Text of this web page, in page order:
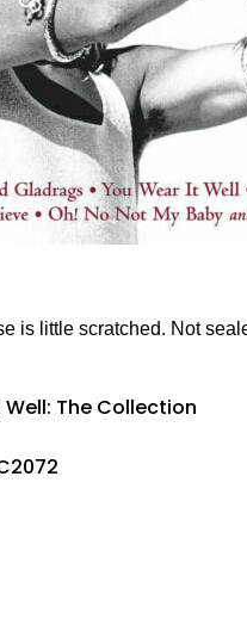
is little scratched. Not
The Collection